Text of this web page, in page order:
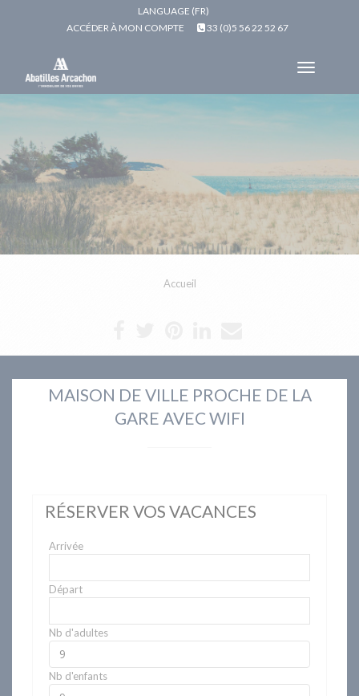
LANGUAGE (FR)
ACCÉDER À MON COMPTE
33 (0)5 56 22 52 67
Toggle
Accueil
MAISON DE VILLE PROCHE DE LA
GARE AVEC WIFI
RÉSERVER VOS VACANCES
Arrivée
Départ
Nb d'adultes
Nb d'enfants